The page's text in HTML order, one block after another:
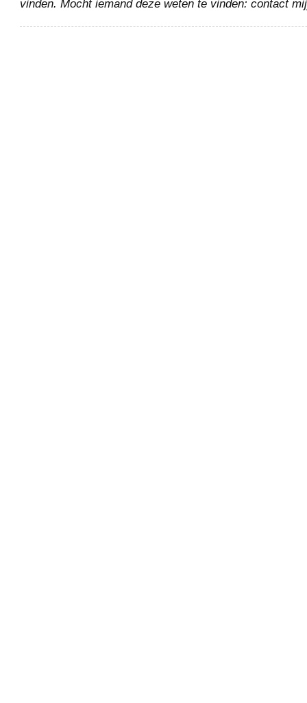
vinden. Mocht iemand deze weten te vinden: contact